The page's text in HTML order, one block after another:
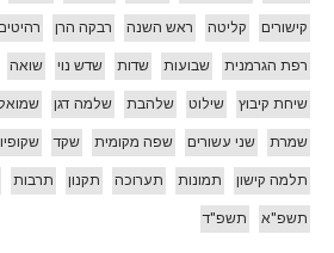
קישורים קליטה ראש השנה רבקה הרן
רפת הגרמנית שבועות שדות שדש נוי שואה
שיחת קיבוץ שילוט שלהבת שלמה דגן שמואל
שמרת שני עשורים שפה מקומית שקד
תלמה קישון תמונות תערוכה תקנון תרבות
תשפ"א תשפ"ד